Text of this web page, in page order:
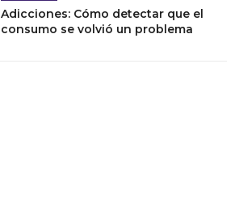
Adicciones: Cómo detectar que el
consumo se volvió un problema